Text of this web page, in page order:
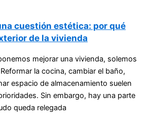
cuestión estética: por qué
de la vivienda
mejorar una vivienda, solemos
la cocina, cambiar el baño,
espacio de almacenamiento suelen
Sin embargo, hay una parte
queda relegada